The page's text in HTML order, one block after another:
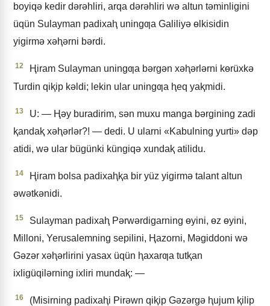
boyiqǝ kedir dǝrǝhliri, arqa dǝrǝhliri wǝ altun tǝminligini
üqün Sulayman padixaⱨ uningƣa Galiliyǝ ɵlkisidin
yigirmǝ xǝⱨǝrni bǝrdi.
12
Ⱨiram Sulayman uningƣa bǝrgǝn xǝⱨǝrlǝrni kɵrüxkǝ
Turdin qiⱪip kǝldi; lekin ular uningƣa ⱨeq yaⱪmidi.
13
U: — Ⱨǝy buradirim, sǝn muxu manga bǝrgining zadi
ⱪandaⱪ xǝⱨǝrlǝr?! — dedi. U ularni «Kabulning yurti» dǝp
atidi, wǝ ular bügünki küngiqǝ xundaⱪ atilidu.
14
Ⱨiram bolsa padixaⱨⱪa bir yüz yigirmǝ talant altun
ǝwǝtkǝnidi.
15
Sulayman padixaⱨ Pǝrwǝrdigarning ɵyini, ɵz ɵyini,
Milloni, Yerusalemning sepilini, Ⱨazorni, Mǝgiddoni wǝ
Gǝzǝr xǝⱨǝrlirini yasax üqün ⱨaxarƣa tutⱪan
ixligüqilǝrning ixliri mundaⱪ: —
16 (Misirning padixaⱨi Pirǝwn qiⱪip Gǝzǝrgǝ ⱨujum ⱪilip